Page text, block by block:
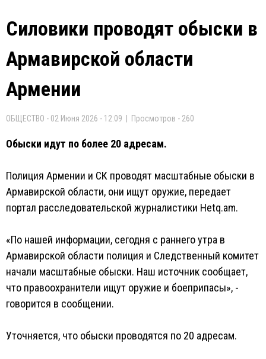
Силовики проводят обыски в
Армавирской области
Армении
ОБЩЕСТВО - 02 Июня 2026 - 12:09 | Просмотров - 260
Обыски идут по более 20 адресам.
Полиция Армении и СК проводят масштабные обыски в
Армавирской области, они ищут оружие, передает
портал расследовательской журналистики Hetq.am.
«По нашей информации, сегодня с раннего утра в
Армавирской области полиция и Следственный комитет
начали масштабные обыски. Наш источник сообщает,
что правоохранители ищут оружие и боеприпасы», -
говорится в сообщении.
Уточняется, что обыски проводятся по 20 адресам.